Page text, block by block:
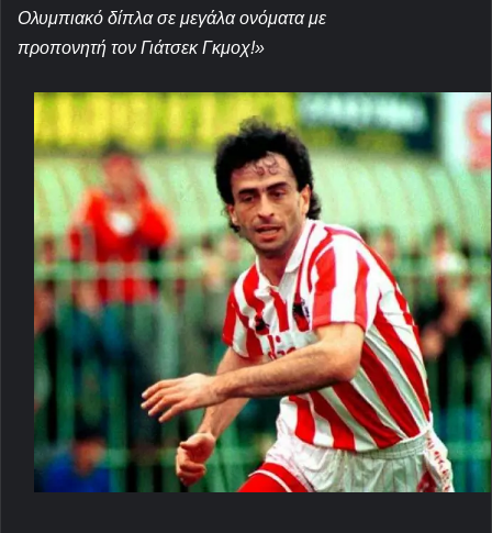
Ολυμπιακό δίπλα σε μεγάλα ονόματα με
προπονητή τον Γιάτσεκ Γκμοχ!»